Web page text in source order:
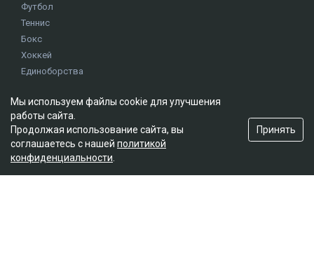
Футбол
Теннис
Бокс
Хоккей
Единоборства
Олимпиада
Редакция
О проекте
Мы используем файлы cookie для улучшения
работы сайта.
Продолжая использование сайта, вы
соглашаетесь с нашей политикой
конфиденциальности
Принять